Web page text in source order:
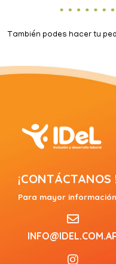
También podes hacer tu
¡CONTÁCTANOS
Para mayor